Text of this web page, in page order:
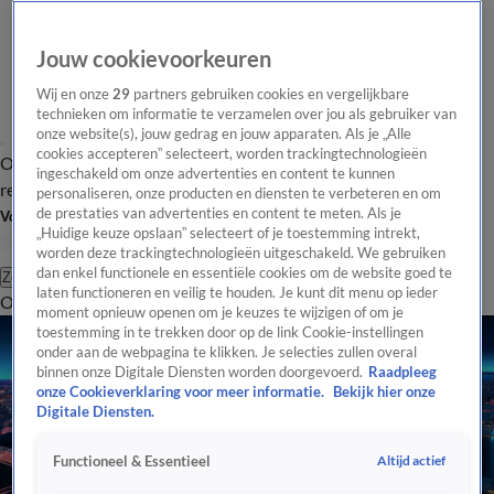
Overzicht Laatste nieuws Regionieuws Het beste van Hart
Tip de
redactie
Volg Hart van Nederland
Zoeken
OverzichtRegioUitzendingenWeerTip de redactiePanelVideo's
Jouw cookievoorkeuren
Wij en onze29 partners gebruiken cookies en vergelijkbare
technieken om informatie te verzamelen over jou als gebruiker van
onze website(s), jouw gedrag en jouw apparaten. Als je „Alle
cookies accepteren” selecteert, worden trackingtechnologieën
ingeschakeld om onze advertenties en content te kunnen
personaliseren, onze producten en diensten te verbeteren en om
de prestaties van advertenties en content te meten. Als je
„Huidige keuze opslaan” selecteert of je toestemming intrekt,
worden deze trackingtechnologieën uitgeschakeld. We gebruiken
dan enkel functionele en essentiële cookies om de website goed te
laten functioneren en veilig te houden. Je kunt dit menu op ieder
moment opnieuw openen om je keuzes te wijzigen of om je
toestemming in te trekken door op de link Cookie-instellingen
onder aan de webpagina te klikken. Je selecties zullen overal
binnen onze Digitale Diensten worden doorgevoerd. Raadpleeg
onze Cookieverklaring voor meer informatie.
Bekijk hier onze
Digitale Diensten.
Functioneel & Essentieel Altijd actief